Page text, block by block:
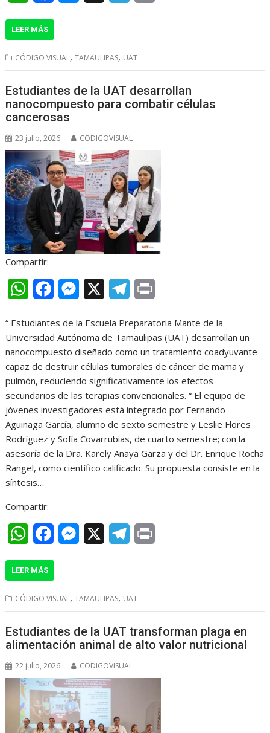
a
t
s
A
p
p
e
b
o
o
k
s
e
n
e
r
e
g
r
m
t
LEER MÁS
CÓDIGO VISUAL,TAMAULIPAS, UAT
Estudiantes de la UAT desarrollan
nanocompuesto para combatir células
cancerosas
23 julio, 2026 CODIGOVISUAL
Compartir:
W
a
t
s
A
p
p
c
e
b
o
o
M
s
s
e
n
g
r
l
e
g
r
a
m
i
n
t
“ Estudiantes de la Escuela Preparatoria Mante de la
Universidad Autónoma de Tamaulipas (UAT) desarrollan un
nanocompuesto diseñado como un tratamiento coadyuvante
capaz de destruir células tumorales de cáncer de mama y
pulmón, reduciendo significativamente los efectos
secundarios de las terapias convencionales. “ El equipo de
jóvenes investigadores está integrado por Fernando
Aguiñaga García, alumno de sexto semestre y Leslie Flores
Rodríguez y Sofía Covarrubias, de cuarto semestre; con la
asesoría de la Dra. Karely Anaya Garza y del Dr. Enrique Rocha
Rangel, como científico calificado. Su propuesta consiste en la
síntesis…
Compartir:
W
a
t
s
A
p
e
b
o
k
M
s
e
n
e
r
e
g
r
m
t
LEER MÁS
CÓDIGO VISUAL,TAMAULIPAS, UAT
Estudiantes de la UAT transforman plaga en
alimentación animal de alto valor nutricional
22 julio, 2026 CODIGOVISUAL